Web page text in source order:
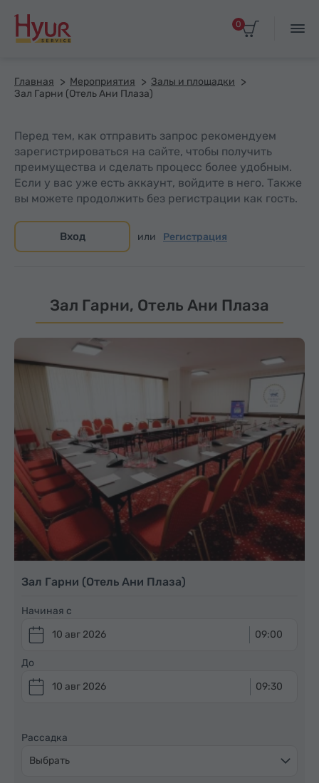
0
Главная Мероприятия
Залы и площадки
Зал Гарни (Отель Ани Плаза)
Перед тем, как отправить запрос рекомендуем
зарегистрироваться на сайте, чтобы получить
преимущества и сделать процесс более удобным.
Если у вас уже есть аккаунт, войдите в него. Также
вы можете продолжить без регистрации как гость.
Вход или Регистрация
Зал Гарни, Отель Ани Плаза
Зал Гарни (Отель Ани Плаза)
Начиная с
10 авг 2026
09:00
До
10 авг 2026
09:30
Рассадка
Выбрать